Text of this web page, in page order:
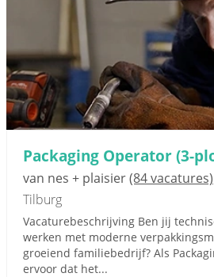
Packaging Operator (3-
van nes + plaisier(84 vacatures)
Tilburg
Vacaturebeschrijving Ben jij
werken met moderne
groeiend familiebedrijf? Als
ervoor dat het...